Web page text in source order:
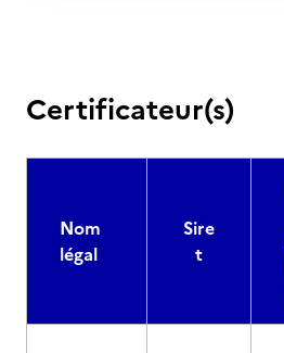
Certificateur(s)
Nom
légal
Sire
t